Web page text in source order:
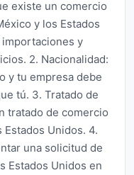
existe un comercio
y los Estados
y
2. Nacionalidad:
y tu empresa debe
tú. 3. Tratado de
tratado de comercio
Unidos. 4.
una solicitud de
Estados Unidos en